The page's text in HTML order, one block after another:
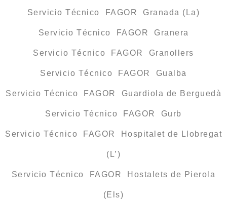
Servicio Técnico FAGOR Granada (La)
Servicio Técnico FAGOR Granera
Servicio Técnico FAGOR Granollers
Servicio Técnico FAGOR Gualba
Servicio Técnico FAGOR Guardiola de Berguedà
Servicio Técnico FAGOR Gurb
Servicio Técnico FAGOR Hospitalet de Llobregat
(L’)
Servicio Técnico FAGOR Hostalets de Pierola
(Els)